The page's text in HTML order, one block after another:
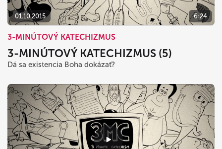
01.10.2015 6:24
3-MINÚTOVÝ KATECHIZMUS
3-MINÚTOVÝ KATECHIZMUS (5)
Dá sa existencia Boha dokázať?